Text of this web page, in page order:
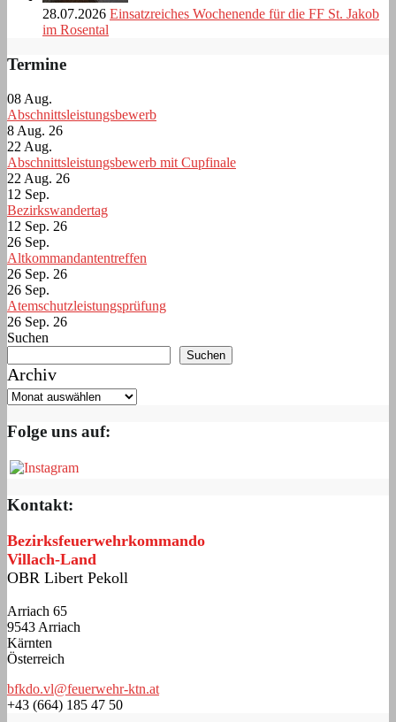
28.07.2026 Einsatzreiches Wochenende für die FF St. Jakob
im Rosental
Termine
08 Aug.
Abschnittsleistungsbewerb
8 Aug. 26
22 Aug.
Abschnittsleistungsbewerb mit Cupfinale
22 Aug. 26
12 Sep.
Bezirkswandertag
12 Sep. 26
26 Sep.
Altkommandantentreffen
26 Sep. 26
26 Sep.
Atemschutzleistungsprüfung
26 Sep. 26
Suchen
Suchen
Archiv
Folge uns auf:
Kontakt:
Bezirksfeuerwehrkommando
Villach-Land
OBR Libert Pekoll
Arriach 65
9543 Arriach
Kärnten
Österreich
bfkdo.vl@feuerwehr-ktn.at
+43 (664) 185 47 50